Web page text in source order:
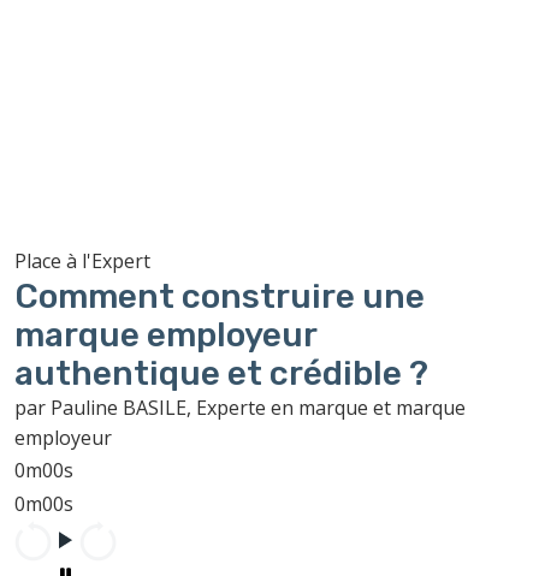
Place à l'Expert
Comment construire une
marque employeur
authentique et crédible ?
par Pauline BASILE, Experte en marque et marque
employeur
0m00s
0m00s